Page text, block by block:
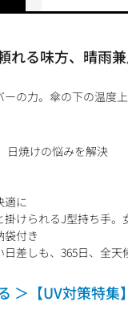
れる味方、晴雨
の力。傘の下の温度
日焼けの悩みを解決
適に
掛けられるJ型持ち手。
袋付き
日差しも、365日、全天
＞【UV対策特集